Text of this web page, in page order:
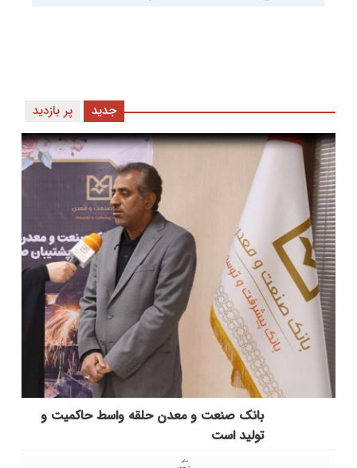
پر بازدید جدید
بانك صنعت و معدن حلقه واسط حاكمیت و
تولید است